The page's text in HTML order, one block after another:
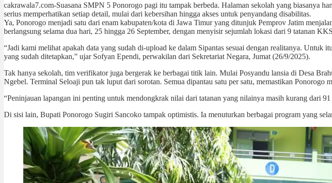
cakrawala7.com-Suasana SMPN 5 Ponorogo pagi itu tampak berbeda. Halaman sekolah yang biasanya
serius memperhatikan setiap detail, mulai dari kebersihan hingga akses untuk penyandang disabilitas.
Ya, Ponorogo menjadi satu dari enam kabupaten/kota di Jawa Timur yang ditunjuk Pemprov Jatim
berlangsung selama dua hari, 25 hingga 26 September, dengan menyisir sejumlah lokasi dari 9 tatanan
“Jadi kami melihat apakah data yang sudah di-upload ke dalam Sipantas sesuai dengan realitanya.
yang sudah ditetapkan,” ujar Sofyan Ependi, perwakilan dari Sekretariat Negara, Jumat (26/9/2025).
Tak hanya sekolah, tim verifikator juga bergerak ke berbagai titik lain. Mulai Posyandu lansia di Desa
Ngebel. Terminal Seloaji pun tak luput dari sorotan. Semua dipantau satu per satu, memastikan Ponorogo
“Peninjauan lapangan ini penting untuk mendongkrak nilai dari tatanan yang nilainya masih kurang dari
Di sisi lain, Bupati Ponorogo Sugiri Sancoko tampak optimistis. Ia menuturkan berbagai program yang